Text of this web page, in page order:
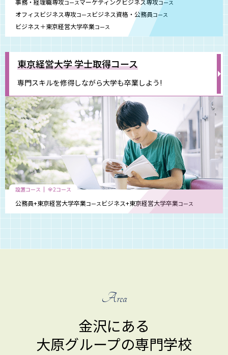
コース コース
オフィスビジネス専攻コース ビジネス資格・公務員コース
ビジネス＋東京経営大学卒業コース
東京経営大学 学士取得コース
専門スキルを修得しながら大学も卒業しよう!
設置コース 全2コース
公務員+東京経営大学卒業コース ビジネス+東京経営大学卒業コース
Area
金沢にある
大原グループの専門学校